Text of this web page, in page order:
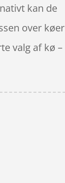
kan de
over køer
valg af kø –